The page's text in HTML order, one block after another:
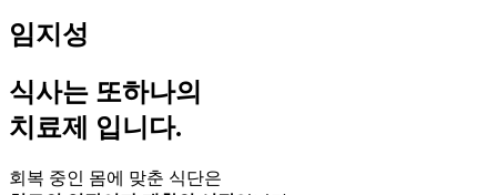
임지성
식사는 또하나의
치료제 입니다.
회복 중인 몸에 맞춘 식단은